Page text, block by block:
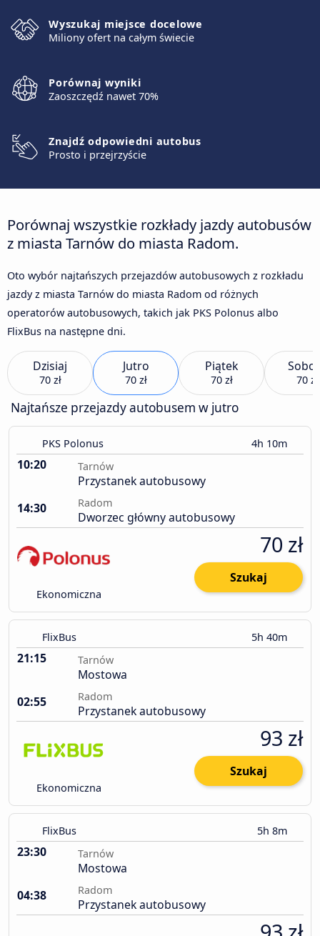
Wyszukaj miejsce docelowe
Miliony ofert na całym świecie
Porównaj wyniki
Zaoszczędź nawet 70%
Znajdź odpowiedni autobus
Prosto i przejrzyście
Porównaj wszystkie rozkłady jazdy autobusów
z miasta Tarnów do miasta Radom.
Oto wybór najtańszych przejazdów autobusowych z rozkładu
jazdy z miasta Tarnów do miasta Radom od różnych
operatorów autobusowych, takich jak PKS Polonus albo
FlixBus na następne dni.
Dzisiaj
70 zł
Jutro
70 zł
Piątek
70 zł 70 zł
Najtańsze przejazdy autobusem w jutro
PKS Polonus 4h 10m
10:20 Tarnów
Przystanek autobusowy
14:30
Radom
Dworzec główny autobusowy
Ekonomiczna
70 zł
Szukaj
FlixBus 5h 40m
21:15 Tarnów
Mostowa
02:55
Radom
Przystanek autobusowy
Ekonomiczna
93 zł
Szukaj
FlixBus 5h 8m
23:30 Tarnów
Mostowa
04:38
Radom
Przystanek autobusowy